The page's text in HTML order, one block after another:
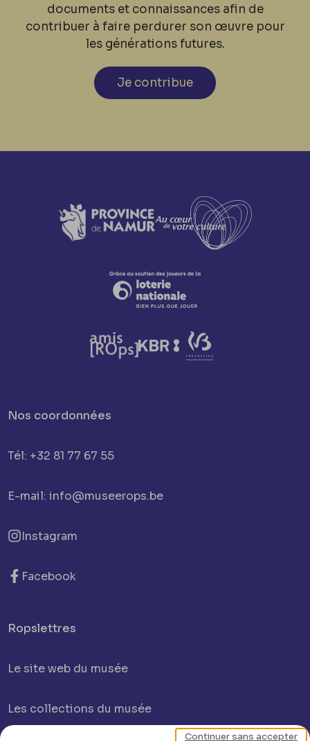
documents et connaissances afin de
contribuer à faire perdurer son œuvre pour
les générations futures.
Je contribue
Nos coordonnées
Tél: +32 81 77 67 55
E-mail: info@museerops.be
Instagram
Facebook
Ropslettres
Le site web du musée
Les collections du musée
Continuer sans accepter